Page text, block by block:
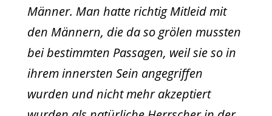
Männer. Man hatte richtig Mitleid mit
den Männern, die da so grölen mussten
bei bestimmten Passagen, weil sie so in
ihrem innersten Sein angegriffen
wurden und nicht mehr akzeptiert